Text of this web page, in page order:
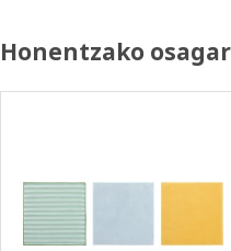
Honentzako